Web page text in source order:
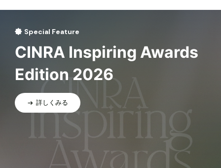
Special Feature
CINRA Inspiring Awards
Edition 2026
詳しくみる